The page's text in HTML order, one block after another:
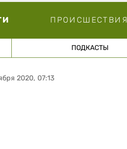
ПРОИСШЕСТВИЯ
ПОДКАСТЫ
2020, 07:13